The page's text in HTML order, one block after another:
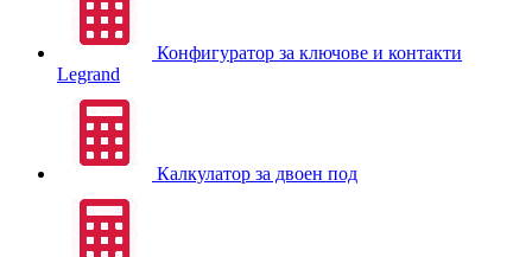
Конфигуратор за ключове и контакти
Legrand
Калкулатор за двоен под